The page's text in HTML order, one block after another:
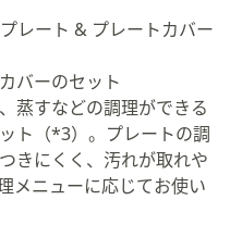
レート & プレートカバー
バーのセット
蒸すなどの調理ができる
ト（*3）。プレートの調
きにくく、汚れが取れや
メニューに応じてお使い